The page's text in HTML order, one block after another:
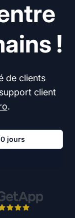
!
de clients
client
.
jours